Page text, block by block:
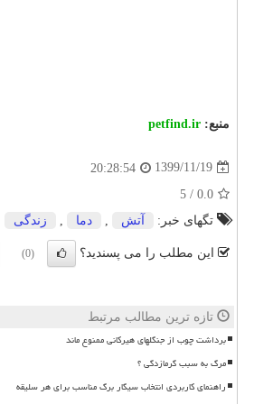
منبع: petfind.ir
1399/11/19
20:28:54
0.0
/
5
تگهای خبر:
آتش دما زندگی
این مطلب را می پسندید؟ (0)
تازه ترین مطالب مرتبط
برداشت چوب از جنگلهای هیرکانی ممنوع ماند
مرگ به سبب گرمازدگی ؟
راهنمای کاربردی انتخاب سیگار برگ مناسب برای هر سلیقه